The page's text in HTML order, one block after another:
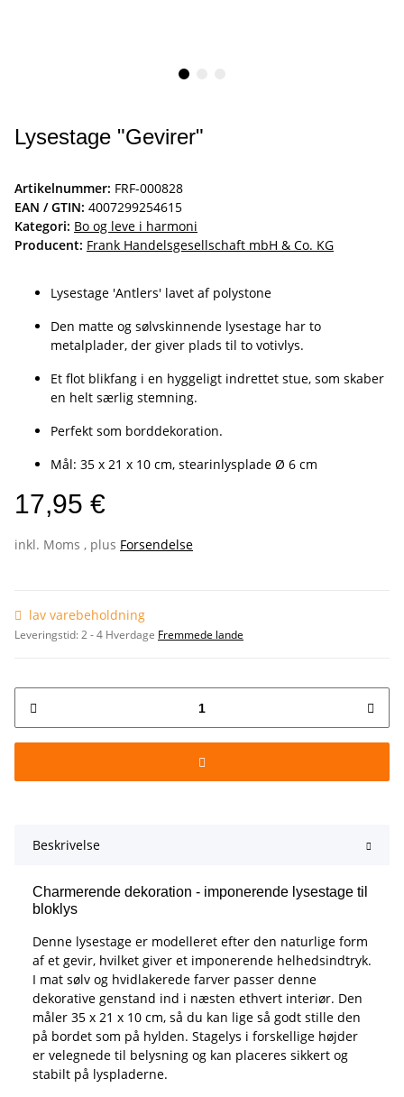
Lysestage "Gevirer"
Artikelnummer: FRF-000828
EAN / GTIN: 4007299254615
Kategori: Bo og leve i harmoni
Producent: Frank Handelsgesellschaft mbH & Co. KG
Lysestage 'Antlers' lavet af polystone
Den matte og sølvskinnende lysestage har to
metalplader, der giver plads til to votivlys.
Et flot blikfang i en hyggeligt indrettet stue, som skaber
en helt særlig stemning.
Perfekt som borddekoration.
Mål: 35 x 21 x 10 cm, stearinlysplade Ø 6 cm
17,95 €
inkl. Moms , plus Forsendelse
lav varebeholdning
Leveringstid:2 - 4 Hverdage Fremmede lande
Beskrivelse
Charmerende dekoration - imponerende lysestage til
bloklys
Denne lysestage er modelleret efter den naturlige form
af et gevir, hvilket giver et imponerende helhedsindtryk.
I mat sølv og hvidlakerede farver passer denne
dekorative genstand ind i næsten ethvert interiør. Den
måler 35 x 21 x 10 cm, så du kan lige så godt stille den
på bordet som på hylden. Stagelys i forskellige højder
er velegnede til belysning og kan placeres sikkert og
stabilt på lyspladerne.